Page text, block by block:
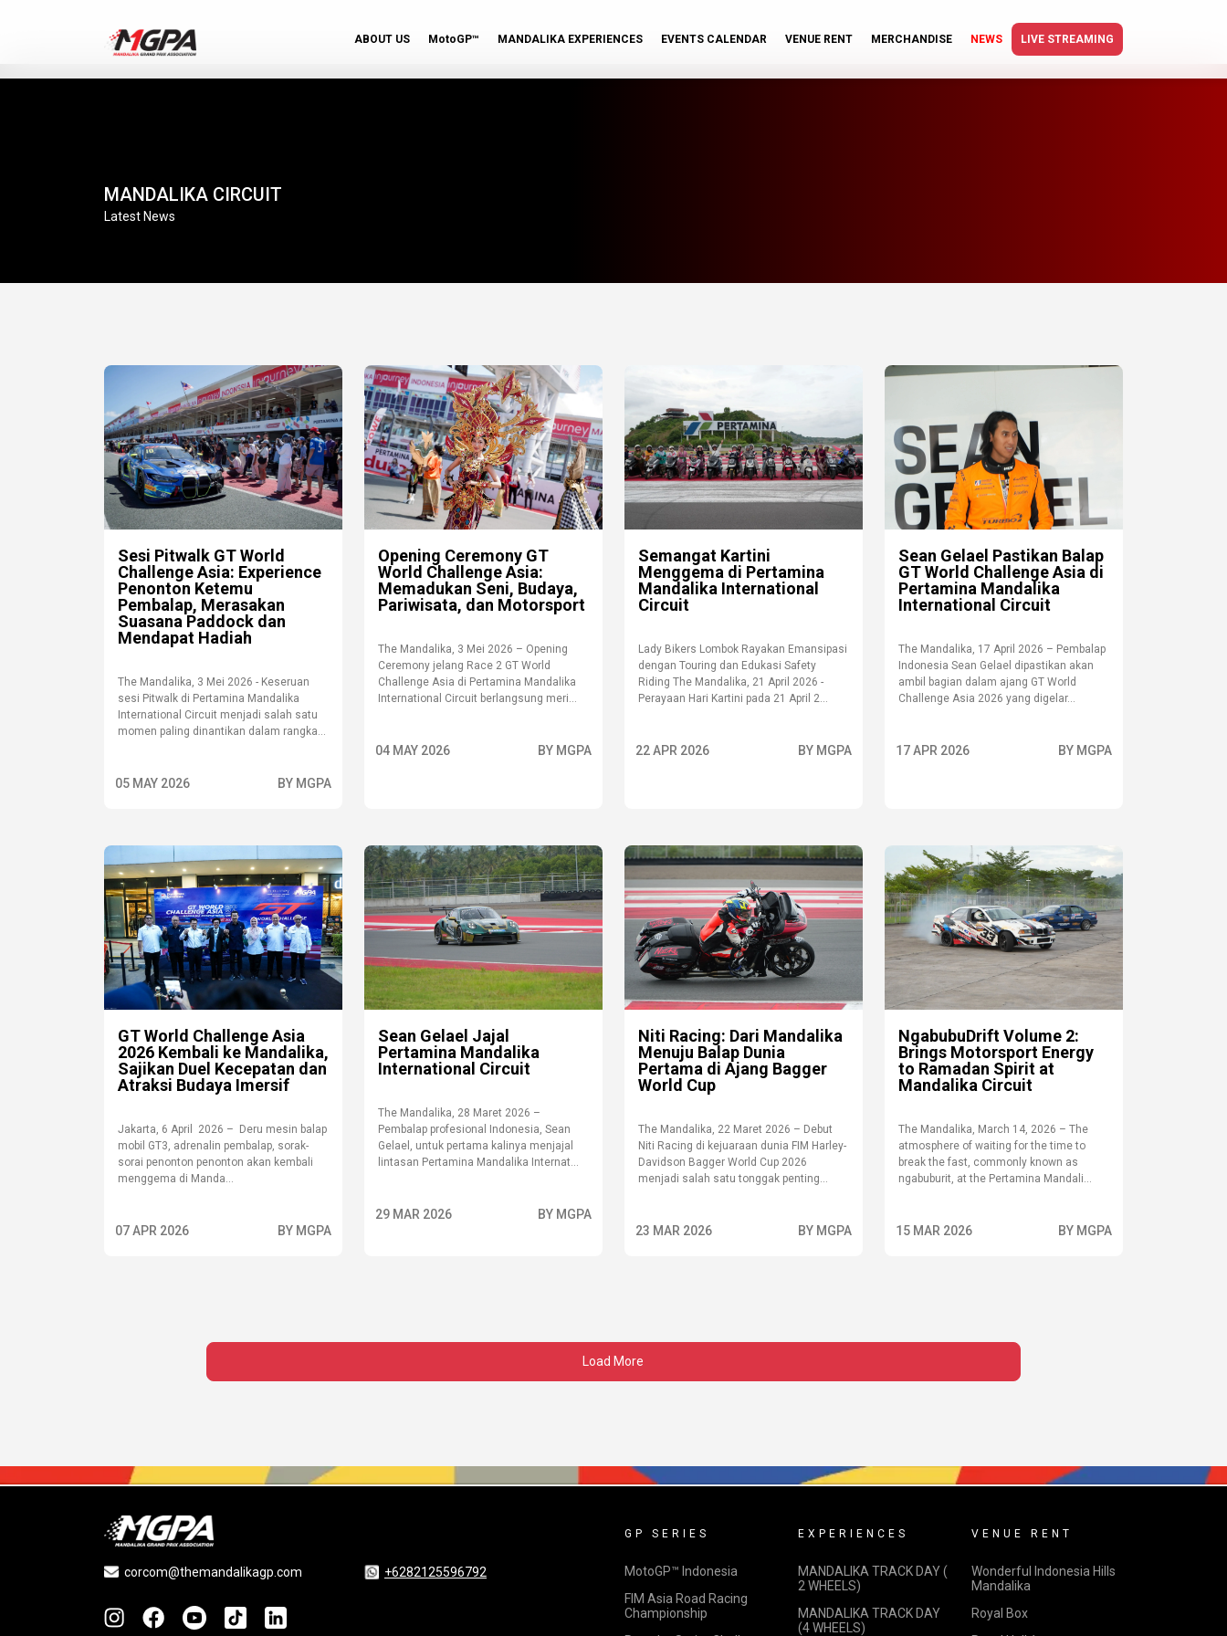
ABOUT US MotoGP™ MANDALIKA EXPERIENCES EVENTS CALENDAR VENUE RENT MERCHANDISE NEWS LIVE STREAMING
MANDALIKA CIRCUIT
Latest News
Sesi Pitwalk GT World
Challenge Asia: Experience
Penonton Ketemu
Pembalap, Merasakan
Suasana Paddock dan
Mendapat Hadiah
The Mandalika, 3 Mei 2026 - Keseruan
sesi Pitwalk di Pertamina Mandalika
International Circuit menjadi salah satu
momen paling dinantikan dalam rangka...
05 MAY 2026 BY MGPA
Opening Ceremony GT
World Challenge Asia:
Memadukan Seni, Budaya,
Pariwisata, dan Motorsport
The Mandalika, 3 Mei 2026 – Opening
Ceremony jelang Race 2 GT World
Challenge Asia di Pertamina Mandalika
International Circuit berlangsung meri...
04 MAY 2026 BY MGPA
Semangat Kartini
Menggema di Pertamina
Mandalika International
Circuit
Lady Bikers Lombok Rayakan Emansipasi
dengan Touring dan Edukasi Safety
Riding The Mandalika, 21 April 2026 -
Perayaan Hari Kartini pada 21 April 2...
22 APR 2026 BY MGPA
Sean Gelael Pastikan Balap
GT World Challenge Asia di
Pertamina Mandalika
International Circuit
The Mandalika, 17 April 2026 – Pembalap
Indonesia Sean Gelael dipastikan akan
ambil bagian dalam ajang GT World
Challenge Asia 2026 yang digelar...
17 APR 2026 BY MGPA
GT World Challenge Asia
2026 Kembali ke Mandalika,
Sajikan Duel Kecepatan dan
Atraksi Budaya Imersif
Jakarta, 6 April 2026 – Deru mesin balap
mobil GT3, adrenalin pembalap, sorak-
sorai penonton penonton akan kembali
menggema di Manda...
07 APR 2026 BY MGPA
Sean Gelael Jajal
Pertamina Mandalika
International Circuit
The Mandalika, 28 Maret 2026 –
Pembalap profesional Indonesia, Sean
Gelael, untuk pertama kalinya menjajal
lintasan Pertamina Mandalika Internat...
29 MAR 2026 BY MGPA
Niti Racing: Dari Mandalika
Menuju Balap Dunia
Pertama di Ajang Bagger
World Cup
The Mandalika, 22 Maret 2026 – Debut
Niti Racing di kejuaraan dunia FIM Harley-
Davidson Bagger World Cup 2026
menjadi salah satu tonggak penting...
23 MAR 2026 BY MGPA
NgabubuDrift Volume 2:
Brings Motorsport Energy
to Ramadan Spirit at
Mandalika Circuit
The Mandalika, March 14, 2026 – The
atmosphere of waiting for the time to
break the fast, commonly known as
ngabuburit, at the Pertamina Mandali...
15 MAR 2026 BY MGPA
Load More
corcom@themandalikagp.com +6282125596792
GP SERIES
MotoGP™ Indonesia
FIM Asia Road Racing
Championship
EXPERIENCES
MANDALIKA TRACK DAY (
2 WHEELS)
MANDALIKA TRACK DAY
(4 WHEELS)
VENUE RENT
Wonderful Indonesia Hills
Mandalika
Royal Box